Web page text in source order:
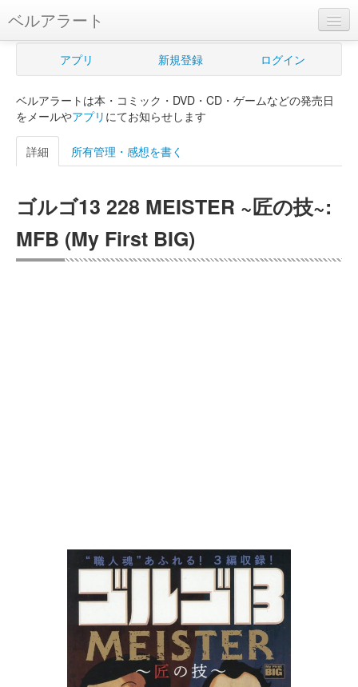
ベルアラート
ベルアラートとは
新規登録
ログイン
購入管理
Myシェルフ
アプリ 新規登録 ログイン
ベルアラートは本・コミック・DVD・CD・ゲームなどの発売日
をメールやアプリ にてお知らせします
詳細 所有管理・感想を書く
ゴルゴ13 228 MEISTER ~匠の技~:
MFB (My First BIG)